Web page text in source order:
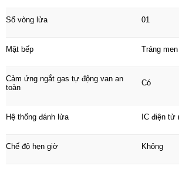
IC và đầu cảm biến nhiệt ngắt gas tự động.
- Thiết kế theo tiêu chuẩn và chất lượng
- Bếp : 02 lò 1 lớn - 1 nhỏ
- Đánh lửa : PIN
Số vòng lửa 01
Mặt bếp Tráng men
Cảm ứng ngắt gas tự động van an
toàn
Có
Hệ thống đánh lửa IC điện tử
Chế độ hẹn giờ Không